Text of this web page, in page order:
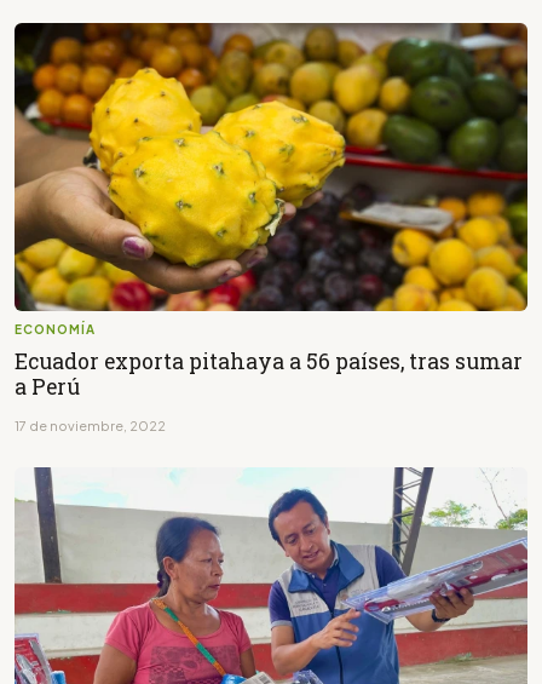
ECONOMÍA
Ecuador exporta pitahaya a 56 países, tras sumar
a Perú
17 de noviembre, 2022